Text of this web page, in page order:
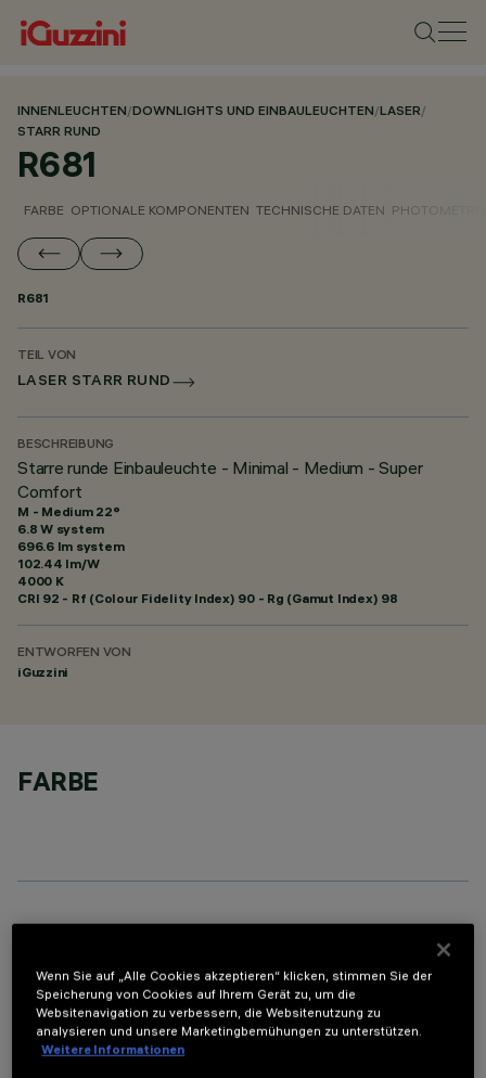
INNENLEUCHTEN/DOWNLIGHTS UND EINBAULEUCHTEN/LASER/
STARR RUND
R681
FARBE OPTIONALE KOMPONENTEN TECHNISCHE DATEN
R681
TEIL VON
LASER STARR RUND
BESCHREIBUNG
Starre runde Einbauleuchte - Minimal - Medium - Super
Comfort
M - Medium 22°
6.8 W system
696.6 lm system
102.44 lm/W
4000 K
CRI 92 - Rf (Colour Fidelity Index) 90 - Rg (Gamut Index) 98
ENTWORFEN VON
iGuzzini
FARBE
Wenn Sie auf „Alle Cookies akzeptieren“ klicken, stimmen Sie der
Speicherung von Cookies auf Ihrem Gerät zu, um die
Websitenavigation zu verbessern, die Websitenutzung zu
analysieren und unsere Marketingbemühungen zu unterstützen.
Weitere Informationen